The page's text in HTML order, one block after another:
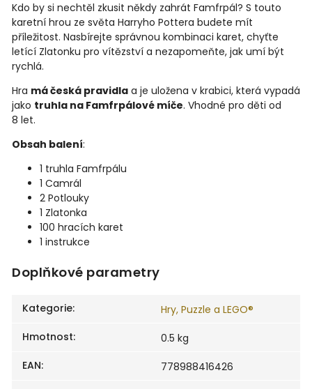
Kdo by si nechtěl zkusit někdy zahrát Famfrpál? S touto
karetní hrou ze světa Harryho Pottera budete mít
příležitost. Nasbírejte správnou kombinaci karet, chyťte
letící Zlatonku pro vítězství a nezapomeňte, jak umí být
rychlá.
Hra má česká pravidla a je uložena v krabici, která vypadá
jako truhla na Famfrpálové míče. Vhodné pro děti od
8 let.
Obsah balení:
1 truhla Famfrpálu
1 Camrál
2 Potlouky
1 Zlatonka
100 hracích karet
1 instrukce
Doplňkové parametry
Kategorie:
Hry, Puzzle a LEGO®
Hmotnost:
0.5 kg
EAN:
778988416426